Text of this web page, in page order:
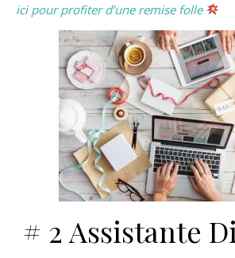
ici pour profiter d’une remise folle
# 2 Assistante